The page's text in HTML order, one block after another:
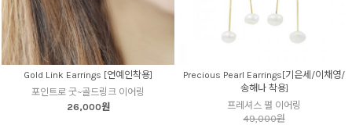
Gold Link Earrings [연예인착용]
포인트로 굿~골드링크 이어링
26,000원
Precious Pearl Earrings[기은세/이채영/
송해나 착용]
프레셔스 펄 이어링
49,000원